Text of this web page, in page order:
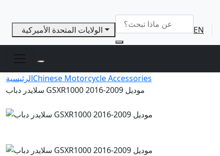
EN
الرئيسيةChinese Motorcycle Accessories
سلايدر دباب GSXR1000 موديل 2009-2016